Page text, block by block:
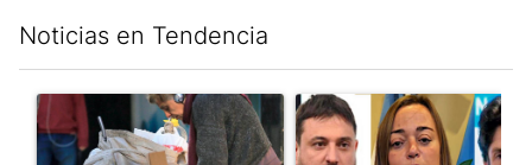
Noticias en Tendencia
Un artículo de tendencia con el título "Para el Gobierno, la
Un artículo de tendencia con